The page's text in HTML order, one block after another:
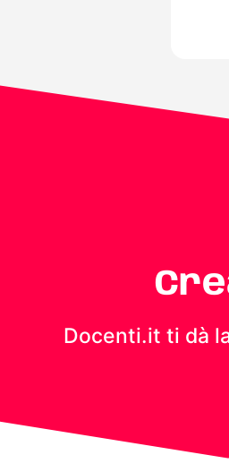
Docenti.it ti dà